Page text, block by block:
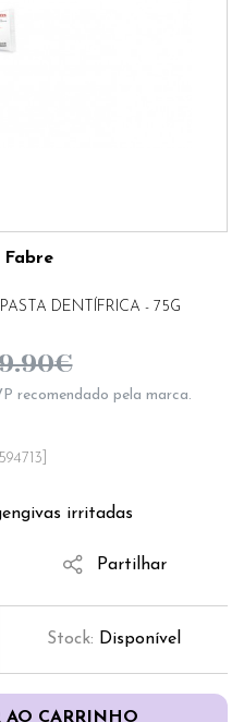
Fabre
DENTÍFRICA - 75G
irritadas
€
recomendado pela marca.
Partilhar
Stock: Disponível
CARRINHO